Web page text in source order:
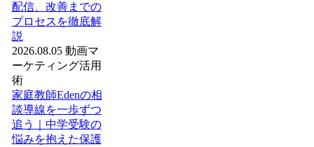
配信、改善までの
プロセスを徹底解
説
2026.08.05 動画マ
ーケティング活用
術
家庭教師Edenの相
談導線を一歩ずつ
追う｜中学受験の
悩みを抱えた保護